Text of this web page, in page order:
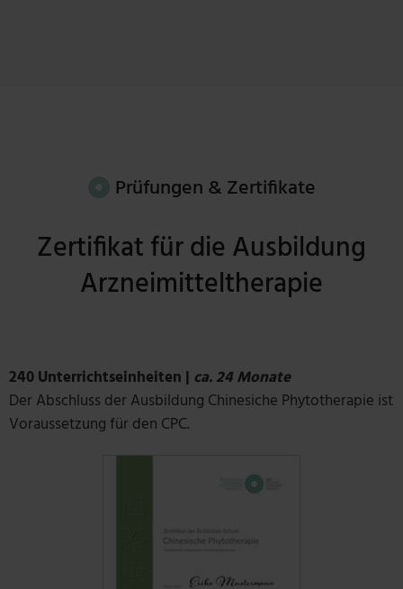
Prüfungen & Zertifikate
Zertifikat für die Ausbildung
Arzneimitteltherapie
240 Unterrichtseinheiten | ca. 24 Monate
Der Abschluss der Ausbildung Chinesiche Phytotherapie ist
Voraussetzung für den CPC.